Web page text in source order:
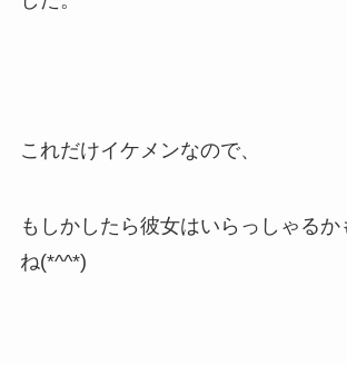
これだけイケメンなので、
もしかしたら彼女はいらっしゃるか
ね(*^^*)